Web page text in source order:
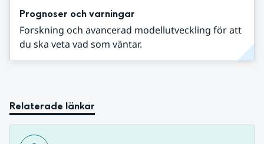
Prognoser och varningar
Forskning och avancerad modellutveckling för att
du ska veta vad som väntar.
Relaterade länkar